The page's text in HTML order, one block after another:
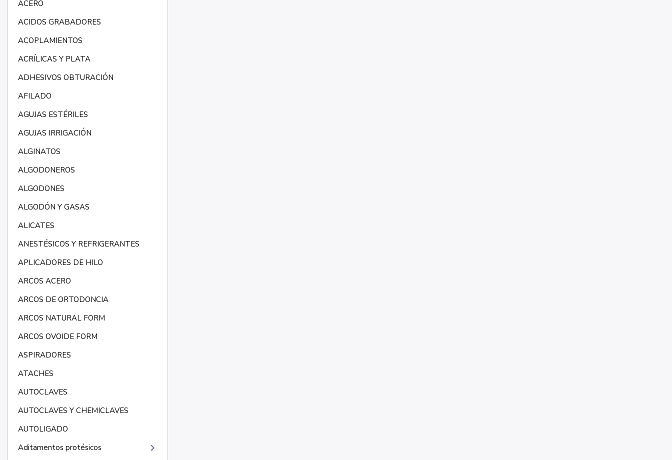
ACERO
ACIDOS GRABADORES
ACOPLAMIENTOS
ACRÍLICAS Y PLATA
ADHESIVOS OBTURACIÓN
AFILADO
AGUJAS ESTÉRILES
AGUJAS IRRIGACIÓN
ALGINATOS
ALGODONEROS
ALGODONES
ALGODÓN Y GASAS
ALICATES
ANESTÉSICOS Y REFRIGERANTES
APLICADORES DE HILO
ARCOS ACERO
ARCOS DE ORTODONCIA
ARCOS NATURAL FORM
ARCOS OVOIDE FORM
ASPIRADORES
ATACHES
AUTOCLAVES
AUTOCLAVES Y CHEMICLAVES
AUTOLIGADO
Aditamentos protésicos
keyboard_arrow_right